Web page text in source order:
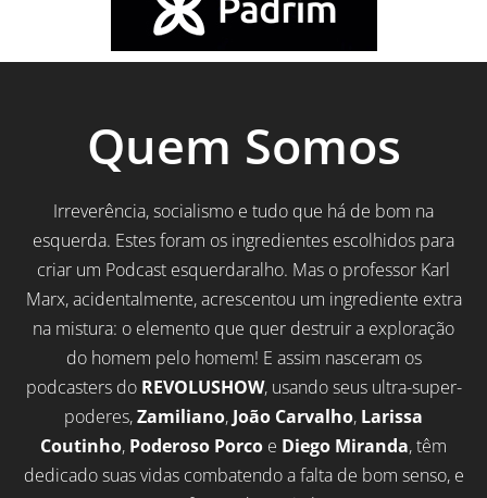
Quem Somos
Irreverência, socialismo e tudo que há de bom na
esquerda. Estes foram os ingredientes escolhidos para
criar um Podcast esquerdaralho. Mas o professor Karl
Marx, acidentalmente, acrescentou um ingrediente extra
na mistura: o elemento que quer destruir a exploração
do homem pelo homem! E assim nasceram os
podcasters do REVOLUSHOW, usando seus ultra-super-
poderes,Zamiliano, João Carvalho, Larissa
Coutinho, Poderoso Porco e Diego Miranda, têm
dedicado suas vidas combatendo a falta de bom senso, e